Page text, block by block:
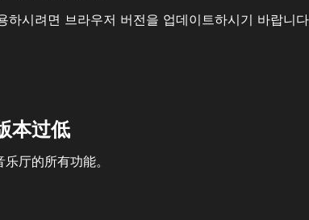
하시려면 브라우저 버전을 업데이트하시기 바랍니
本过低
厅的所有功能。